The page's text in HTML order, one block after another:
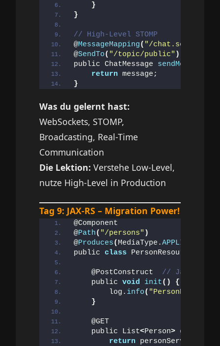
}
}
// High-Level STOMP
@MessageMapping( "/chat.send"
@SendTo( "/topic/public" )
public ChatMessage sendMessage
return message;
}
Was du gelernt hast:
WebSockets, STOMP,
Broadcasting, Real-Time
Communication
Die Lektion: Verstehe Low-Level,
nutze High-Level in Production
Tag 9: JAX-RS – Migration Power!
@Component
@Path( "/persons" )
@Produces( MediaType.
public class PersonResource
    @PostConstruct
// Jakarta
    public
void init()
{
        log.
info(
}
    @GET
    public List
<Person> getAll
return personService.